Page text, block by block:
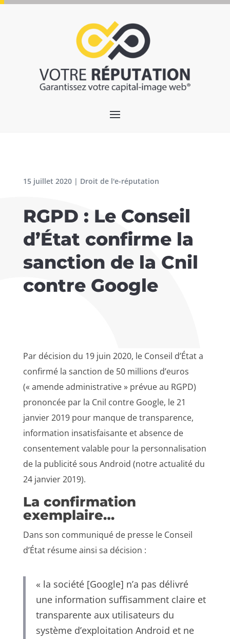
15 juillet 2020| Droit de l'e-réputation
RGPD : Le Conseil
d’État confirme la
sanction de la Cnil
contre Google
Par décision du 19 juin 2020, le Conseil d’État a
confirmé la sanction de 50 millions d’euros
(« amende administrative » prévue au RGPD)
prononcée par la Cnil contre Google, le 21
janvier 2019 pour manque de transparence,
information insatisfaisante et absence de
consentement valable pour la personnalisation
de la publicité sous Android (notre actualité du
24 janvier 2019).
La confirmation
exemplaire…
Dans son communiqué de presse le Conseil
d’État résume ainsi sa décision :
« la société [Google] n’a pas délivré
une information suffisamment claire et
transparente aux utilisateurs du
système d’exploitation Android et ne